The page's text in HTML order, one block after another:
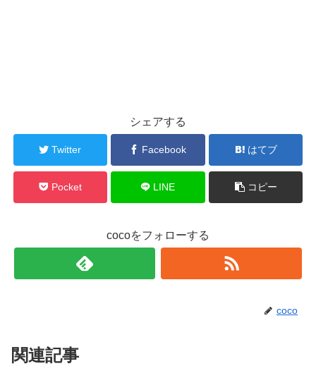
シェアする
Twitter Facebook はてブ
Pocket LINE コピー
cocoをフォローする
coco
関連記事